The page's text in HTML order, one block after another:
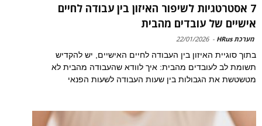
7 אסטרטגיות לשיפור האיזון בין עבודה לחיים
אישיים של עובדים מהבית
מערכת HRus -
22/01/2026
בתוך סוגיית האיזון בין העבודה לחיים האישיים, יש להקדיש
תשומת לב לעובדים מהבית: איך לוודא שהעבודה מהבית לא
מטשטשת את הגבולות בין שעות העבודה לשעות הפנאי